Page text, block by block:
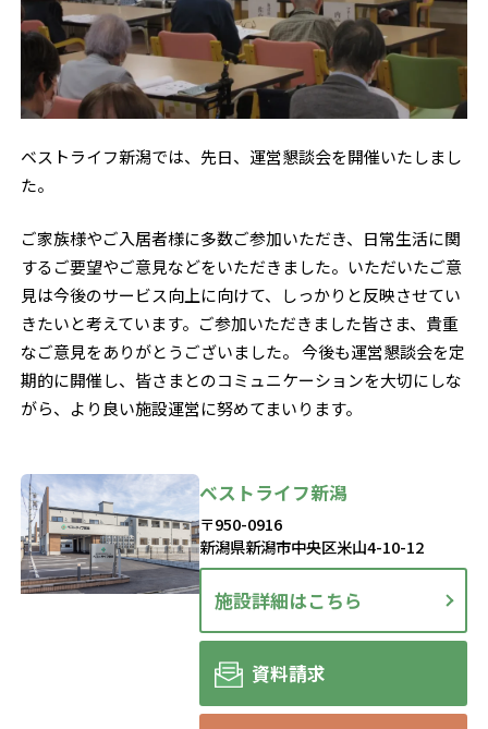
ベストライフ新潟では、先日、運営懇談会を開催いたしまし
た。
ご家族様やご入居者様に多数ご参加いただき、日常生活に関
するご要望やご意見などをいただきました。いただいたご意
見は今後のサービス向上に向けて、しっかりと反映させてい
きたいと考えています。ご参加いただきました皆さま、貴重
なご意見をありがとうございました。 今後も運営懇談会を定
期的に開催し、皆さまとのコミュニケーションを大切にしな
がら、より良い施設運営に努めてまいります。
ベストライフ新潟
〒950-0916
新潟県新潟市中央区米山4-10-12
施設詳細はこちら
資料請求